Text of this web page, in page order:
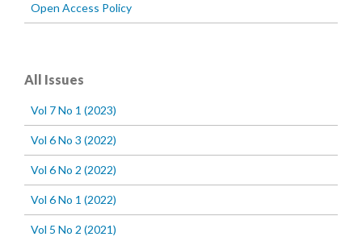
Open Access Policy
All Issues
Vol 7 No 1 (2023)
Vol 6 No 3 (2022)
Vol 6 No 2 (2022)
Vol 6 No 1 (2022)
Vol 5 No 2 (2021)